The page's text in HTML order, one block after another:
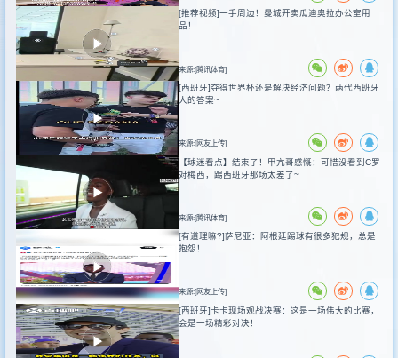
[推荐视频]一手周边！曼城开卖瓜迪奥拉办公室用
品！
来源:[腾讯体育]
[西班牙]夺得世界杯还是解决经济问题？两代西班牙
人的答案~
来源:[网友上传]
【球迷看点】结束了！甲亢哥感慨：可惜没看到C罗
对梅西，踢西班牙那场太差了~
来源:[腾讯体育]
[有道理嘛?]萨尼亚：阿根廷踢球有很多犯规，总是
抱怨！
来源:[网友上传]
[西班牙]卡卡现场观战决赛：这是一场伟大的比赛，
会是一场精彩对决！